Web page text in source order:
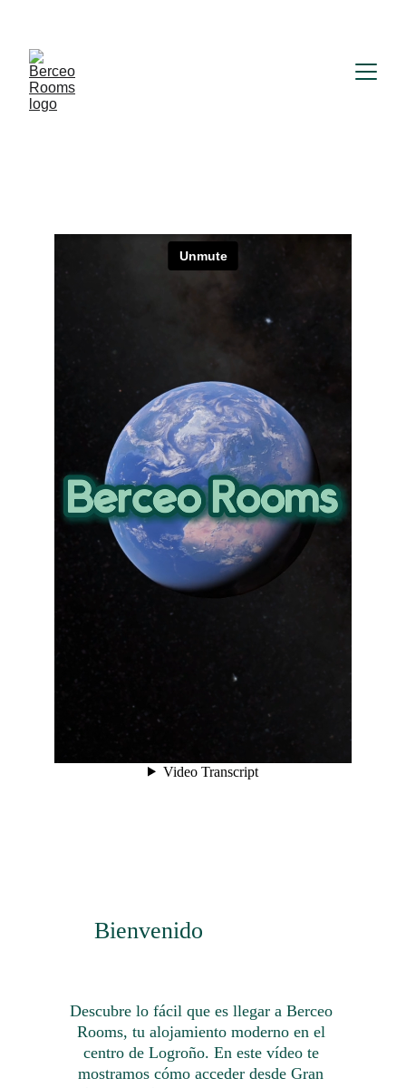
Descubre lo fácil que es llegar a Berceo
Rooms, tu alojamiento moderno en el
centro de Logroño. En este vídeo te
mostramos cómo acceder desde Gran
Bienvenido